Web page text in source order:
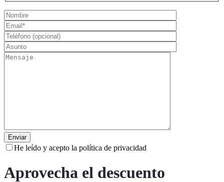
He leído y acepto la política de privacidad
Aprovecha el descuento